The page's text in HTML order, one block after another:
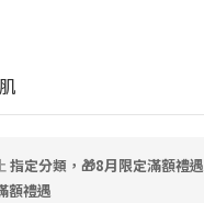
指定分類，🎁8月限定滿額禮遇
額禮遇